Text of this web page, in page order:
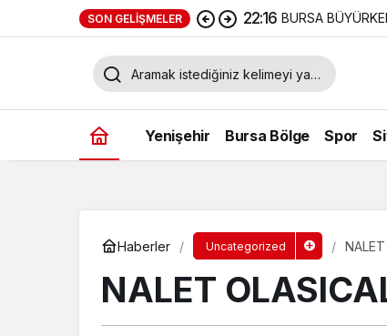
SON GELIŞMELER 22:16 BURSA
Yenişehir Bursa Bölge Spor
Haberler Uncategorized
NALET